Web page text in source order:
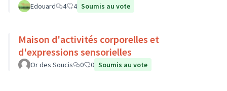
Edouard 4 4 Soumis au vote
Maison d'activités corporelles et
d'expressions sensorielles
Or des Soucis 0 0 Soumis au vote